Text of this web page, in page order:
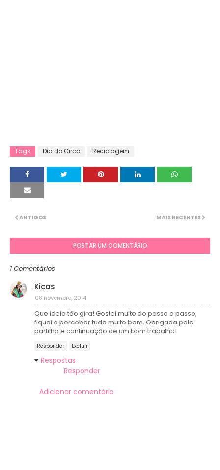
Tags Dia do Circo Reciclagem
MAIS RECENTES
ANTIGOS
POSTAR UM COMENTÁRIO
1 Comentários
Kicas
08 novembro, 2014
Que ideia tão gira! Gostei muito do passo a passo,
fiquei a perceber tudo muito bem. Obrigada pela
partilha e continuação de um bom trabalho!
Responder Excluir
Respostas
Responder
Adicionar comentário